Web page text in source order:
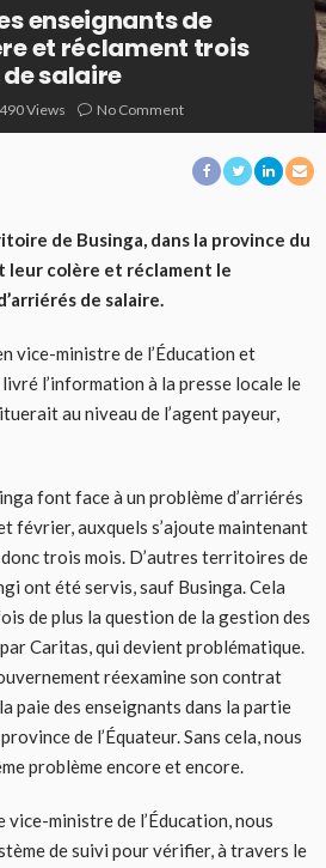
enseignants de
et réclament trois
salaire
490 Views No Comment
de Businga, dans la province du
leur colère et réclament le
de salaire.
vice-ministre de l’Éducation et
l’information à la presse locale le
au niveau de l’agent payeur,
font face à un problème d’arriérés
février, auxquels s’ajoute maintenant
trois mois. D’autres territoires de
ont été servis, sauf Businga. Cela
de plus la question de la gestion des
Caritas, qui devient problématique.
réexamine son contrat
paie des enseignants dans la partie
de l’Équateur. Sans cela, nous
problème encore et encore.
vice-ministre de l’Éducation, nous
de suivi pour vérifier, à travers le